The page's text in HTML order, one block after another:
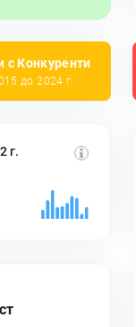
с Конкуренти
до 2024 г.
г.